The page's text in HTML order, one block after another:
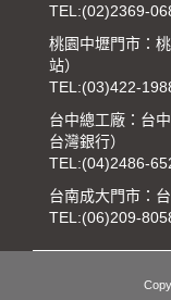
TEL:(02)2369-
桃園中壢門市：
站）
TEL:(03)422-
台中總工廠：台
台灣銀行）
TEL:(04)2486-
台南成大門市：
TEL:(06)209-